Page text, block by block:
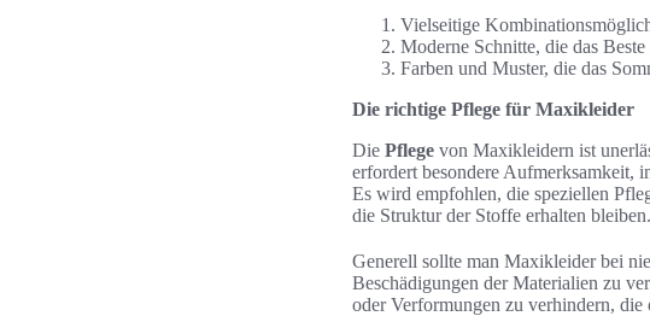
Vielseitige
Moderne Schnitte, die das
Farben und Muster, die das
Die richtige Pflege für Maxikleider
Die Pflege von Maxikleidern ist
erfordert besondere Aufmerksamkeit,
Es wird empfohlen, die speziellen
die Struktur der Stoffe erhalten bleiben.
Generell sollte man Maxikleider bei
Beschädigungen der Materialien zu
oder Verformungen zu verhindern,